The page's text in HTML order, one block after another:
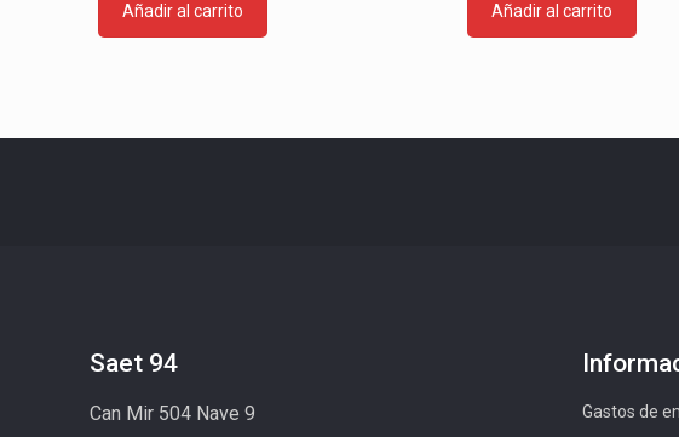
Añadir al carrito Añadir al carrito
Saet 94
Can Mir 504 Nave 9 Gastos de